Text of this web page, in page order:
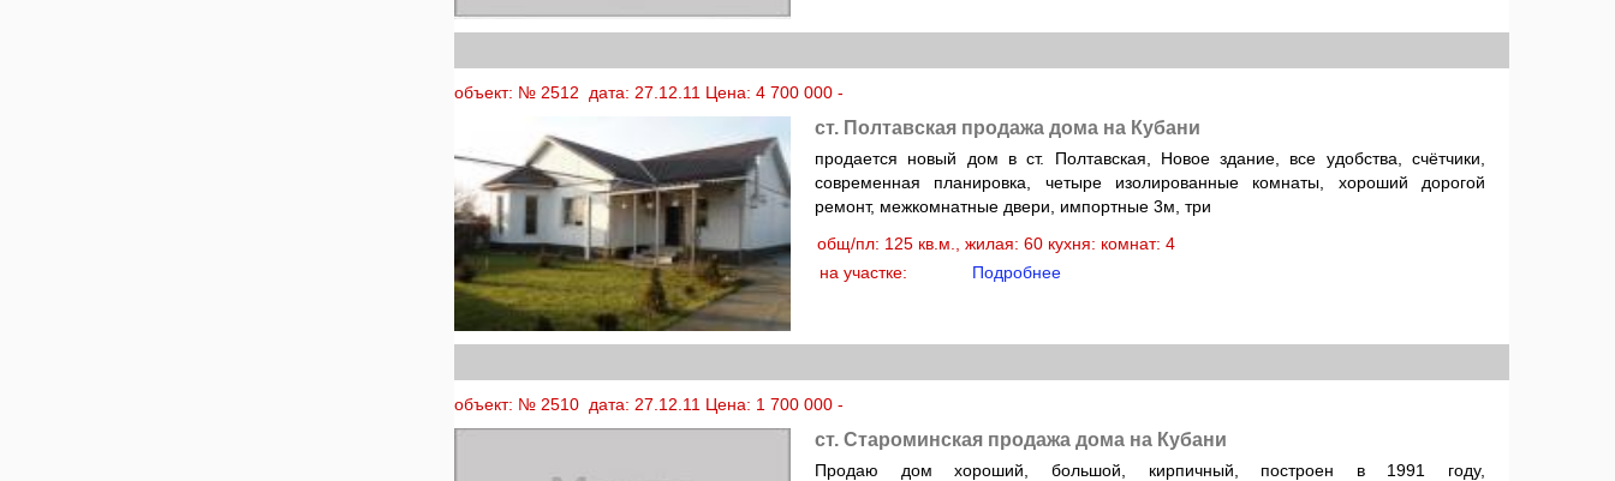
объект: № 2512 дата: 27.12.11 Цена: 4 700 000 -
ст. Полтавская продажа дома на Кубани
продается новый дом в ст. Полтавская, Новое здание, все удобства, счётчики,
современная планировка, четыре изолированные комнаты, хороший дорогой
ремонт, межкомнатные двери, импортные 3м, три
общ/пл: 125 кв.м., жилая: 60 кухня: комнат: 4
на участке:
Подробнее
объект: № 2510 дата: 27.12.11 Цена: 1 700 000 -
ст. Староминская продажа дома на Кубани
Продаю дом хороший, большой, кирпичный, построен в 1991 году,